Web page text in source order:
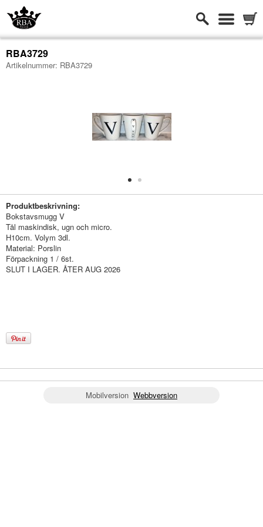
RBA3729
Artikelnummer: RBA3729
Produktbeskrivning:
Bokstavsmugg V
Tål maskindisk, ugn och micro.
H10cm. Volym 3dl.
Material: Porslin
Förpackning 1 / 6st.
SLUT I LAGER. ÅTER AUG 2026
Mobilversion Webbversion